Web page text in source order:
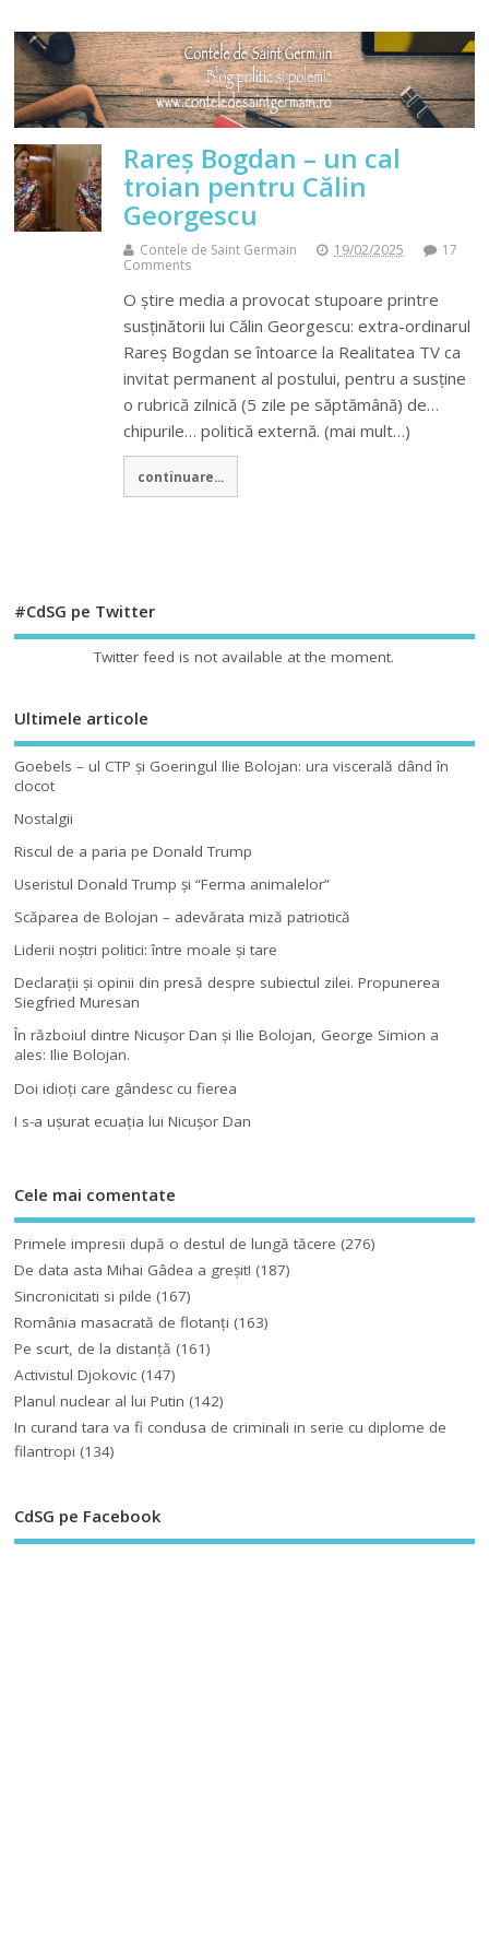
Rareş Bogdan – un cal
troian pentru Călin
Georgescu
Contele de Saint Germain 19/02/2025
17
Comments
O ştire media a provocat stupoare printre
susţinătorii lui Călin Georgescu: extra-ordinarul
Rareş Bogdan se întoarce la Realitatea TV ca
invitat permanent al postului, pentru a susţine
o rubrică zilnică (5 zile pe săptămână) de…
chipurile… politică externă. (mai mult…)
continuare...
#CdSG pe Twitter
Twitter feed is not available at the moment.
Ultimele articole
Goebels – ul CTP şi Goeringul Ilie Bolojan: ura viscerală dând în
clocot
Nostalgii
Riscul de a paria pe Donald Trump
Useristul Donald Trump şi “Ferma animalelor”
Scăparea de Bolojan – adevărata miză patriotică
Liderii noştri politici: între moale şi tare
Declaraţii şi opinii din presă despre subiectul zilei. Propunerea
Siegfried Muresan
În războiul dintre Nicuşor Dan şi Ilie Bolojan, George Simion a
ales: Ilie Bolojan.
Doi idioţi care gândesc cu fierea
I s-a uşurat ecuaţia lui Nicuşor Dan
Cele mai comentate
Primele impresii după o destul de lungă tăcere (276)
De data asta Mihai Gâdea a greşit! (187)
Sincronicitati si pilde (167)
România masacrată de flotanţi (163)
Pe scurt, de la distanță (161)
Activistul Djokovic (147)
Planul nuclear al lui Putin (142)
In curand tara va fi condusa de criminali in serie cu diplome de
filantropi (134)
CdSG pe Facebook